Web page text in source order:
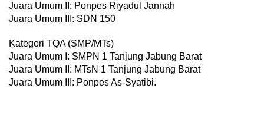
Juara Umum II: Ponpes Riyadul Jannah
Juara Umum III: SDN 150
Kategori TQA (SMP/MTs)
Juara Umum I: SMPN 1 Tanjung Jabung Barat
Juara Umum II: MTsN 1 Tanjung Jabung Barat
Juara Umum III: Ponpes As-Syatibi.